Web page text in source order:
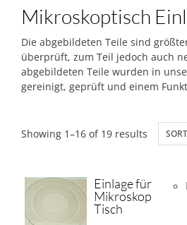
Mikroskoptisch
Die abgebildeten Teile sind
überprüft, zum Teil jedoch auch
abgebildeten Teile wurden in
gereinigt, geprüft und einem
Showing 1–16 of 19 results
Einlage für
Mikroskop
Tisch